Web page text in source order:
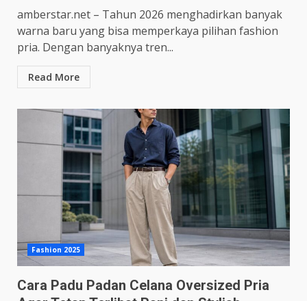
amberstar.net – Tahun 2026 menghadirkan banyak
warna baru yang bisa memperkaya pilihan fashion
pria. Dengan banyaknya tren...
Read More
Fashion 2025
Cara Padu Padan Celana Oversized Pria